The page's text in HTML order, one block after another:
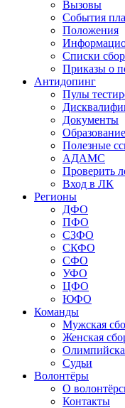
Вызовы
События
Положения
Списки
Приказы о
Антидопинг
Пулы
Документы
Образование
Полезные
АДАМС
Проверить
Вход в ЛК
Регионы
ДФО
ПФО
СЗФО
СКФО
СФО
УФО
ЦФО
ЮФО
Команды
Мужская
Женская
Судьи
Волонтёры
О
Контакты